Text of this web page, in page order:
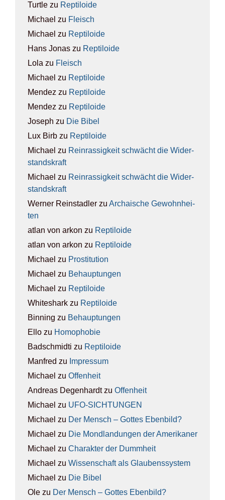
Turtle zu Rep­ti­lo­ide
Michael zu Fleisch
Michael zu Rep­ti­lo­ide
Hans Jonas zu Rep­ti­lo­ide
Lola zu Fleisch
Michael zu Rep­ti­lo­ide
Mendez zu Rep­ti­lo­ide
Mendez zu Rep­ti­lo­ide
Joseph zu Die Bibel
Lux Birb zu Rep­ti­lo­ide
Michael zu Rein­ras­sig­keit schwächt die Wider­
stands­kraft
Michael zu Rein­ras­sig­keit schwächt die Wider­
stands­kraft
Werner Reinstadler zu Archai­sche Gewohn­hei­
ten
atlan von arkon zu Rep­ti­lo­ide
atlan von arkon zu Rep­ti­lo­ide
Michael zu Pro­sti­tu­ti­on
Michael zu Behaup­tun­gen
Michael zu Rep­ti­lo­ide
Whiteshark zu Rep­ti­lo­ide
Binning zu Behaup­tun­gen
Ello zu Homo­pho­bie
Badschmidti zu Rep­ti­lo­ide
Manfred zu Impres­sum
Michael zu Offen­heit
Andreas Degenhardtzu Offen­heit
Michael zu UFO-SICH­TUN­GEN
Michael zu Der Mensch – Got­tes Eben­bild?
Michael zu Die Mond­lan­dun­gen der Ame­ri­ka­ner
Michael zu Cha­rak­ter der Dumm­heit
Michael zu Wis­sen­schaft als Glau­bens­sys­tem
Michael zu Die Bibel
Ole zu Der Mensch – Got­tes Eben­bild?